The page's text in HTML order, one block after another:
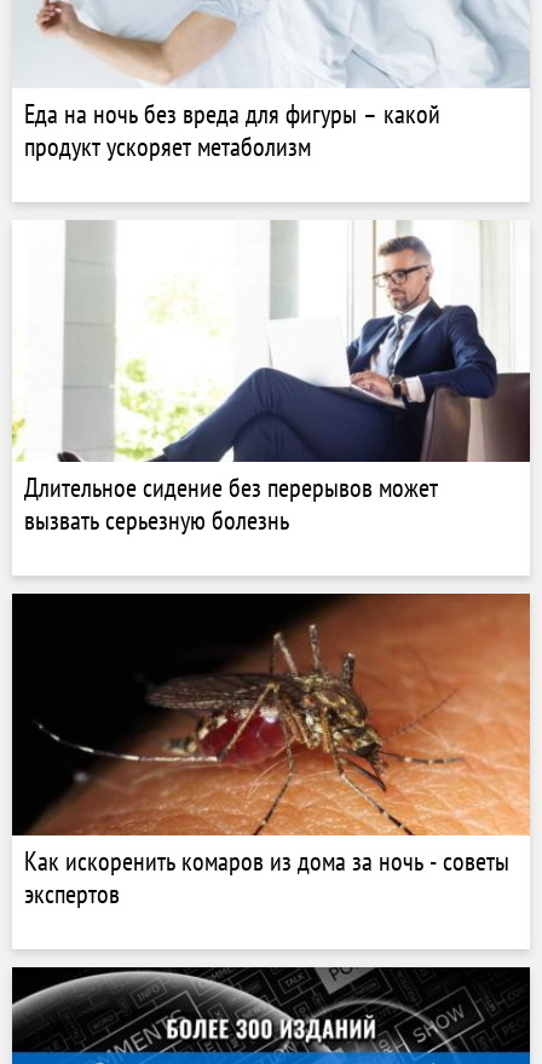
Еда на ночь без вреда для фигуры – какой
продукт ускоряет метаболизм
Длительное сидение без перерывов может
вызвать серьезную болезнь
Как искоренить комаров из дома за ночь - советы
экспертов